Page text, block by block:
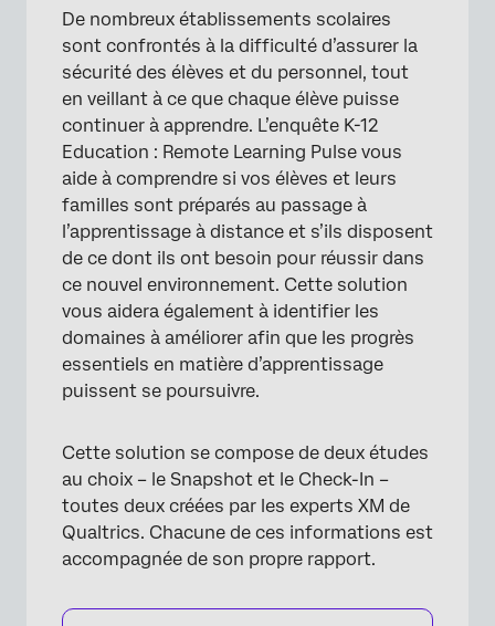
Distribution de l’éducation K-12 : Pulse de
l’apprentissage à distance
Notifications de réponses
Conditions d’utilisation : COVID-19 Solutions
Autres solutions gratuites COVID-19 XM
De nombreux établissements scolaires
sont confrontés à la difficulté d’assurer la
sécurité des élèves et du personnel, tout
en veillant à ce que chaque élève puisse
continuer à apprendre. L’enquête K-12
Education : Remote Learning Pulse vous
aide à comprendre si vos élèves et leurs
familles sont préparés au passage à
l’apprentissage à distance et s’ils disposent
de ce dont ils ont besoin pour réussir dans
ce nouvel environnement. Cette solution
vous aidera également à identifier les
domaines à améliorer afin que les progrès
essentiels en matière d’apprentissage
puissent se poursuivre.
Cette solution se compose de deux études
au choix – le Snapshot et le Check-In –
toutes deux créées par les experts XM de
Qualtrics. Chacune de ces informations est
accompagnée de son propre rapport.